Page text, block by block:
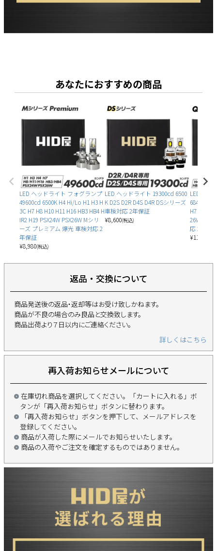
あなたにおすすめの商品
LED ヘッドライト フォグランプ
49600cd 6500K H4 Hi/Lo H1 H3 H
3C H7 H8 H10 H11 H16 HB3 HB4 H
IR2 H19 PSX24W PSX26W Mシリ
ーズ プレミアム 爆光 車検対応 2
年保証
¥8,980(税込)
LED ヘッドライト 19300cd 6500
K D2S D2R D4S D4R DSシリーズ
車検対応 2年保証
¥8,600(税込)
LED ヘッ
68400cd
H7 H8
26W Qシ
応 2年保証
¥11,780
返品・交換について
商品発送後の返品・返却等はお受け致しかねます。
商品が不良の場合のみ良品と交換致します。
商品出荷より７日以内にご連絡ください。
詳しくはこちら
再入荷お知らせメールについて
在庫切れ商品を選択してください。「カートに入れる」ボ
タンが「再入荷お知らせ」ボタンに替わります。
「再入荷お知らせ」ボタンを押下して、メールアドレスを
登録してください。
商品が入荷した際にメールでお知らせいたします。
商品の入荷やご注文を確定するものではありません。